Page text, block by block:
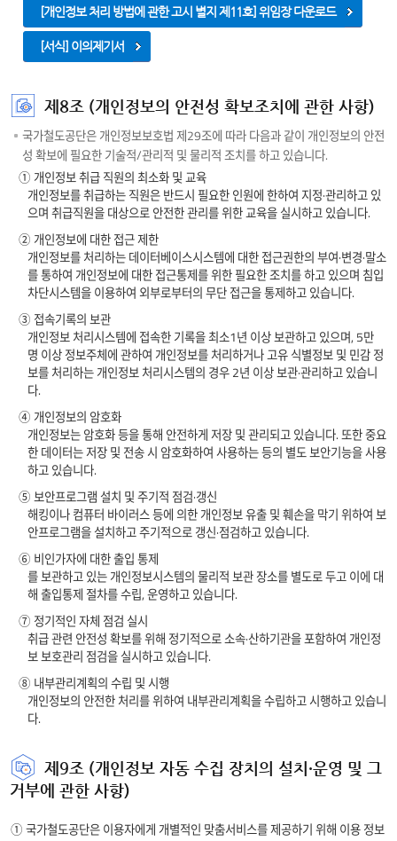
[개인정보 처리 방법에 관한 고시 별지 제11호] 위임장 다운로드
[서식] 이의제기서
제8조 (개인정보의 안전성 확보조치에 관한 사항)
국가철도공단은 개인정보보호법 제29조에 따라 다음과 같이 개인정보의 안전
성 확보에 필요한 기술적/관리적 및 물리적 조치를 하고 있습니다.
① 개인정보 취급 직원의 최소화 및 교육
개인정보를 취급하는 직원은 반드시 필요한 인원에 한하여 지정·관리하고 있
으며 취급직원을 대상으로 안전한 관리를 위한 교육을 실시하고 있습니다.
② 개인정보에 대한 접근 제한
개인정보를 처리하는 데이터베이스시스템에 대한 접근권한의 부여·변경·말소
를 통하여 개인정보에 대한 접근통제를 위한 필요한 조치를 하고 있으며 침입
차단시스템을 이용하여 외부로부터의 무단 접근을 통제하고 있습니다.
③ 접속기록의 보관
개인정보 처리시스템에 접속한 기록을 최소1년 이상 보관하고 있으며, 5만
명 이상 정보주체에 관하여 개인정보를 처리하거나 고유 식별정보 및 민감 정
보를 처리하는 개인정보 처리시스템의 경우 2년 이상 보관·관리하고 있습니
다.
④ 개인정보의 암호화
개인정보는 암호화 등을 통해 안전하게 저장 및 관리되고 있습니다. 또한 중요
한 데이터는 저장 및 전송 시 암호화하여 사용하는 등의 별도 보안기능을 사용
하고 있습니다.
⑤ 보안프로그램 설치 및 주기적 점검·갱신
해킹이나 컴퓨터 바이러스 등에 의한 개인정보 유출 및 훼손을 막기 위하여 보
안프로그램을 설치하고 주기적으로 갱신·점검하고 있습니다.
⑥ 비인가자에 대한 출입 통제
를 보관하고 있는 개인정보시스템의 물리적 보관 장소를 별도로 두고 이에 대
해 출입통제 절차를 수립, 운영하고 있습니다.
⑦ 정기적인 자체 점검 실시
취급 관련 안전성 확보를 위해 정기적으로 소속·산하기관을 포함하여 개인정
보 보호관리 점검을 실시하고 있습니다.
⑧ 내부관리계획의 수립 및 시행
개인정보의 안전한 처리를 위하여 내부관리계획을 수립하고 시행하고 있습니
다.
제9조 (개인정보 자동 수집 장치의 설치·운영 및 그
거부에 관한 사항)
① 국가철도공단은 이용자에게 개별적인 맞춤서비스를 제공하기 위해 이용 정보